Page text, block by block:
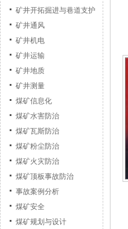
矿井开拓掘进与巷道支护
矿井通风
矿井机电
矿井运输
矿井地质
矿井测量
煤矿信息化
煤矿水害防治
煤矿瓦斯防治
煤矿粉尘防治
煤矿火灾防治
煤矿顶板事故防治
事故案例分析
煤矿安全
煤矿规划与设计